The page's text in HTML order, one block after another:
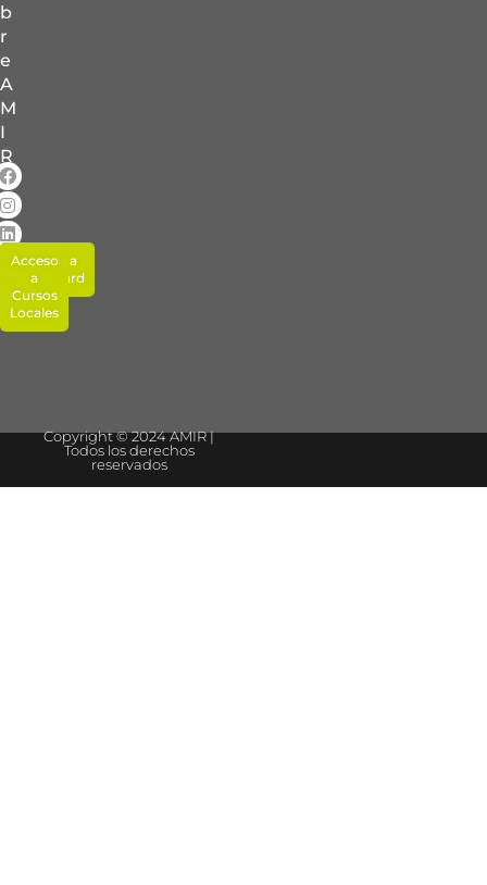
b
r
e
A
M
I
R
Acceso a
Blackboard
Acceso
a
Cursos
Locales
Copyright © 2024 AMIR |
Todos los derechos
reservados